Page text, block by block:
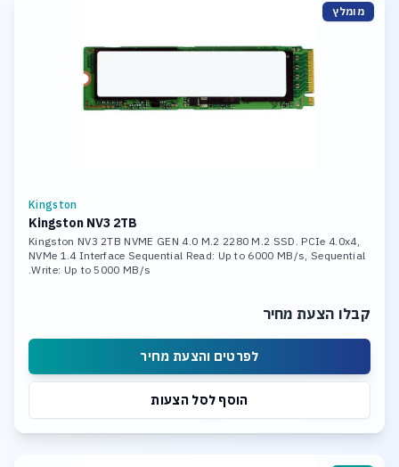
מומלץ
Kingston
Kingston NV3 2TB
Kingston NV3 2TB NVME GEN 4.0 M.2 2280 M.2 SSD. PCIe 4.0x4,
NVMe 1.4 Interface Sequential Read: Up to 6000 MB/s, Sequential
Write: Up to 5000 MB/s.
קבלו הצעת מחיר
לפרטים והצעת מחיר
הוסף לסל הצעות